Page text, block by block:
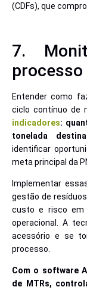
(CDFs), que
7.
processo
Entender como
ciclo contínuo de
indicadores:
tonelada
identificar
meta principal da
Implementar
gestão de
custo e risco em
operacional. A
acessório e se
processo.
Com o software
de MTRs,